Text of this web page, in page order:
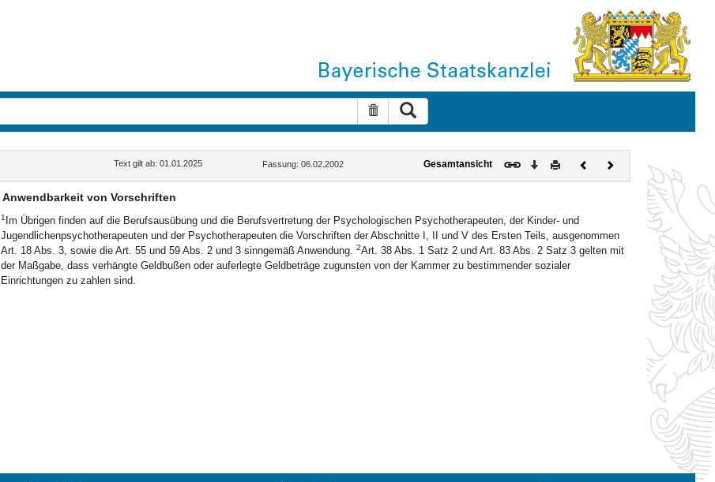
Suche zurücksetzen
Text gilt ab: 01.01.2025 Fassung: 06.02.2002 Gesamtansicht Download
DruckenVorherigesNächstes
Dokument
Anwendbarkeit von Vorschriften
1 Im Übrigen finden auf die Berufsausübung und die Berufsvertretung der Psychologischen Psychotherapeuten, der Kinder- und
Jugendlichenpsychotherapeuten und der Psychotherapeuten die Vorschriften der Abschnitte I, II und V des Ersten Teils, ausgenommen
Art. 18 Abs. 3, sowie die Art. 55 und 59 Abs. 2 und 3 sinngemäß Anwendung. 2Art. 38 Abs. 1 Satz 2 und Art. 83 Abs. 2 Satz 3 gelten mit
der Maßgabe, dass verhängte Geldbußen oder auferlegte Geldbeträge zugunsten von der Kammer zu bestimmender sozialer
Einrichtungen zu zahlen sind.